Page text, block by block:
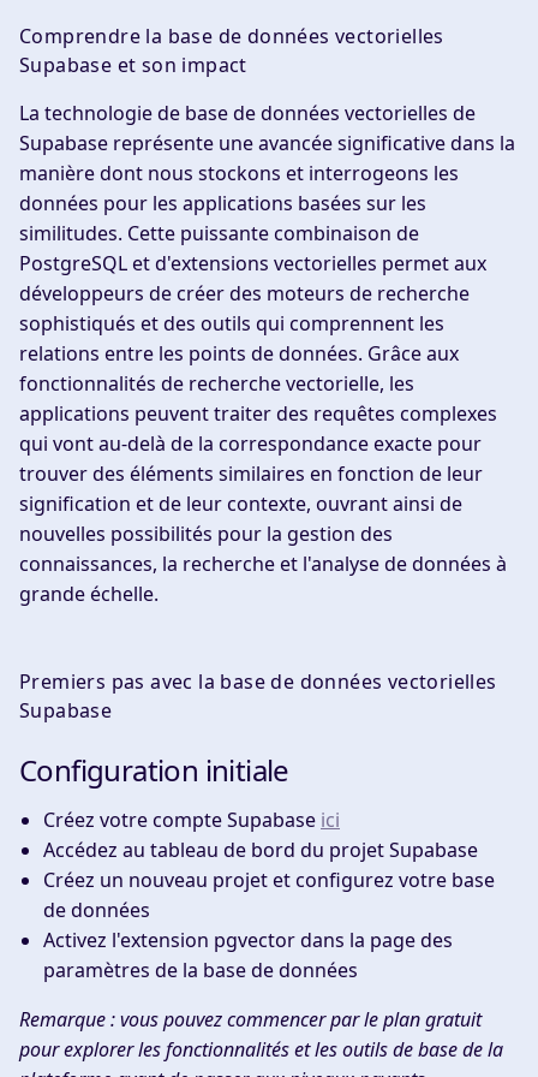
Comprendre la base de données vectorielles
Supabase et son impact
La technologie de base de données vectorielles de
Supabase représente une avancée significative dans la
manière dont nous stockons et interrogeons les
données pour les applications basées sur les
similitudes. Cette puissante combinaison de
PostgreSQL et d'extensions vectorielles permet aux
développeurs de créer des moteurs de recherche
sophistiqués et des outils qui comprennent les
relations entre les points de données. Grâce aux
fonctionnalités de recherche vectorielle, les
applications peuvent traiter des requêtes complexes
qui vont au-delà de la correspondance exacte pour
trouver des éléments similaires en fonction de leur
signification et de leur contexte, ouvrant ainsi de
nouvelles possibilités pour la gestion des
connaissances, la recherche et l'analyse de données à
grande échelle.
Premiers pas avec la base de données vectorielles
Supabase
Configuration initiale
Créez votre compte Supabase ici
Accédez au tableau de bord du projet Supabase
Créez un nouveau projet et configurez votre base
de données
Activez l'extension pgvector dans la page des
paramètres de la base de données
Remarque : vous pouvez commencer par le plan gratuit
pour explorer les fonctionnalités et les outils de base de la